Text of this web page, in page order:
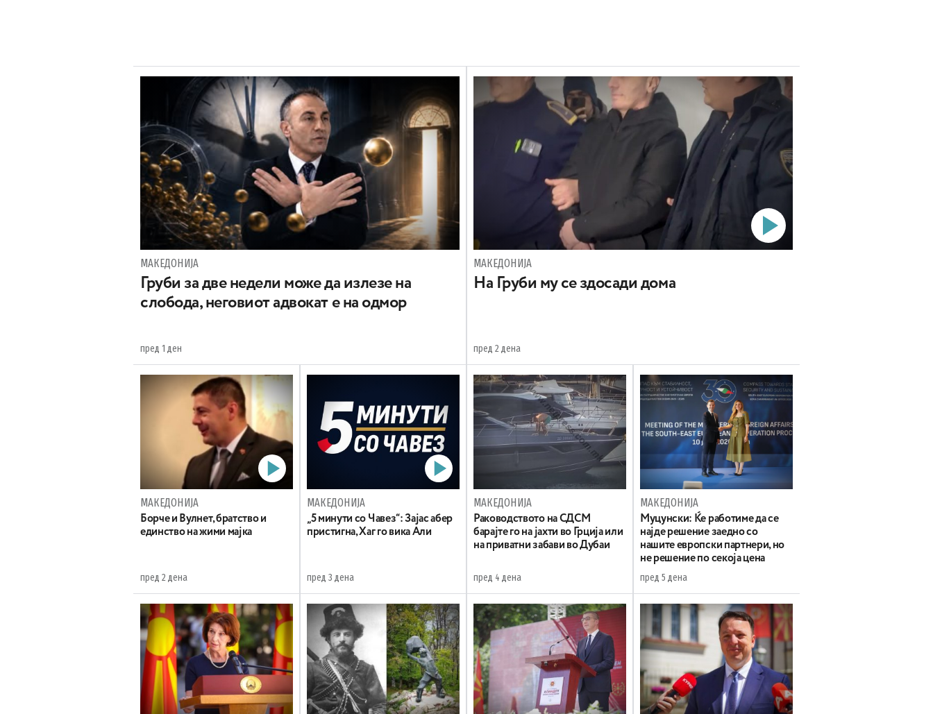
МАКЕДОНИЈА
Груби за две недели може да излезе на
слобода, неговиот адвокат е на одмор
пред 1 ден
МАКЕДОНИЈА
На Груби му се здосади дома
пред 2 дена
МАКЕДОНИЈА
Борче и Вулнет, братство и
единство на жими мајка
пред 2 дена
МАКЕДОНИЈА
„5 минути со Чавез“: Зајас абер
пристигна, Хаг го вика Али
пред 3 дена
МАКЕДОНИЈА
Раководството на СДСМ
барајте го на јахти во Грција или
на приватни забави во Дубаи
пред 4 дена
МАКЕДОНИЈА
Муцунски: Ќе работиме да се
најде решение заедно со
нашите европски партнери, но
не решение по секоја цена
пред 5 дена